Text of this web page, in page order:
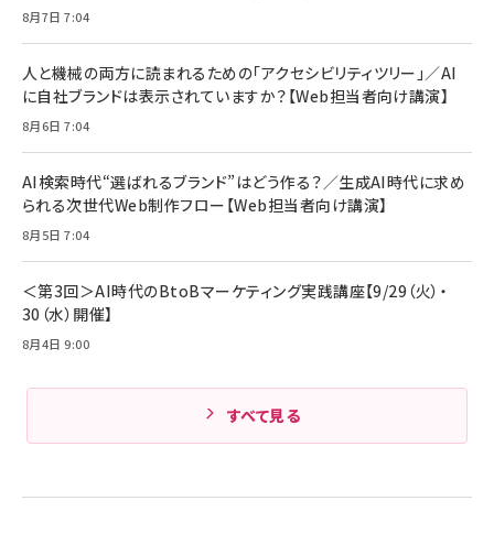
組織の成果を最大化する ルールのデザイン
￥1,980
Amazonランキングをもっと見る
全ワイヤレスイヤホン/アクティブノイズキャンセリ
技術基準適合】ブラック
￥5,990
ケーブル Anker絡まないケーブル 240W 結束バン
ド付き USB PD対応 シリコン素材採用 iPhone
17 / 16 / 15 / Galaxy iPad Pro MacBook
Pro/Air 各種対応 (1.8m ミッドナイトブラック)
￥1,890
サッポロ 生ビール 黒ラベル 350ml 缶 24本 ビー
ル ケース買い【6/30応募〆切! 黒ラベルビヤセラー
￥4,857
8月7日 7:04
人と機械の両方に読まれるための「アクセシビリティツリー」／AI
に自社ブランドは表示されていますか？【Web担当者向け講演】
8月6日 7:04
AI検索時代“選ばれるブランド”はどう作る？／生成AI時代に求め
られる次世代Web制作フロー【Web担当者向け講演】
8月5日 7:04
＜第3回＞AI時代のBtoBマーケティング実践講座【9/29（火）・
30（水）開催】
8月4日 9:00
すべて見る